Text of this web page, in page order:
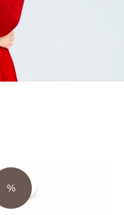
%Sale!
Prețul
inițial
a